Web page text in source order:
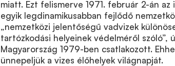
miatt. Ezt felismerve 1971. február 2-án az
egyik legdinamikusabban fejlődő
„nemzetközi jelentőségű vadvizek
tartózkodási helyeinek védelméről szóló”,
Magyarország 1979-ben csatlakozott.
ünnepeljük a vizes élőhelyek világnapját.